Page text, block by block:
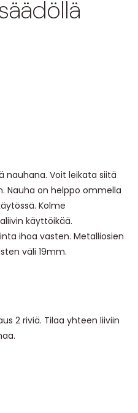
nauhana. Voit leikata siitä
Nauha on helppo ommella
Kolme
käyttöikää.
ihoa vasten. Metalliosien
väli 19mm.
2 riviä. Tilaa yhteen liiviin